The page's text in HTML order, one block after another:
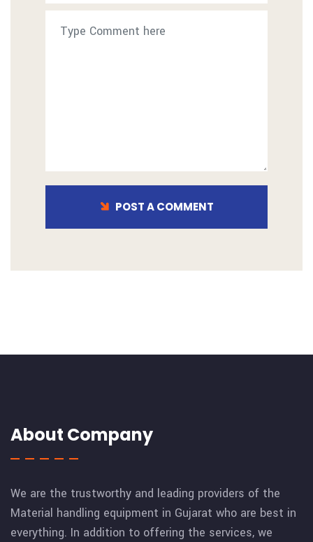
POST A COMMENT
About Company
We are the trustworthy and leading providers of the
Material handling equipment in Gujarat who are best in
everything. In addition to offering the services, we